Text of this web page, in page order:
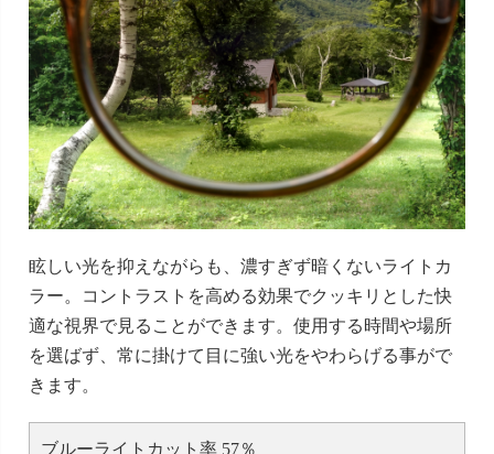
眩しい光を抑えながらも、濃すぎず暗くないライトカ
ラー。コントラストを高める効果でクッキリとした快
適な視界で見ることができます。使用する時間や場所
を選ばず、常に掛けて目に強い光をやわらげる事がで
きます。
ブルーライトカット率 57％